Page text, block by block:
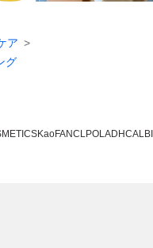
ア
グ
KaoFANCLPOLADHC